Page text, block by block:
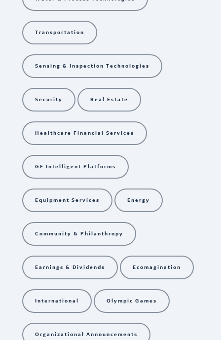
Transportation
Sensing & Inspection Technologies
Security Real Estate
Healthcare Financial Services
GE Intelligent Platforms
Equipment Services Energy
Community & Philanthropy
Earnings & Dividends Ecomagination
International Olympic Games
Organizational Announcements